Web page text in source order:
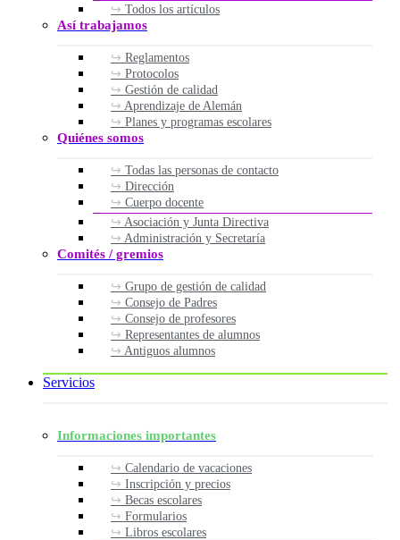
Todos los artículos
Así trabajamos
Reglamentos
Protocolos
Gestión de calidad
Aprendizaje de Alemán
Planes y programas escolares
Quiénes somos
Todas las personas de contacto
Dirección
Cuerpo docente
Asociación y Junta Directiva
Administración y Secretaría
Comités / gremios
Grupo de gestión de calidad
Consejo de Padres
Consejo de profesores
Representantes de alumnos
Antiguos alumnos
Servicios
Informaciones importantes
Calendario de vacaciones
Inscripción y precios
Becas escolares
Formularios
Libros escolares